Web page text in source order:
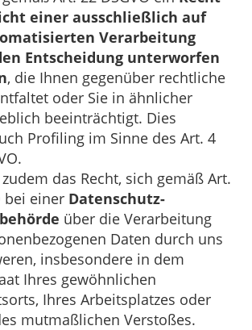
einer ausschließlich auf
Verarbeitung
Entscheidung unterworfen
, die Ihnen gegenüber rechtliche
oder Sie in ähnlicher
beeinträchtigt. Dies
Profiling im Sinne des Art. 4
das Recht, sich gemäß Art.
bei einer Datenschutz-
über die Verarbeitung
Daten durch uns
insbesondere in dem
Ihres gewöhnlichen
Ihres Arbeitsplatzes oder
mutmaßlichen Verstoßes.